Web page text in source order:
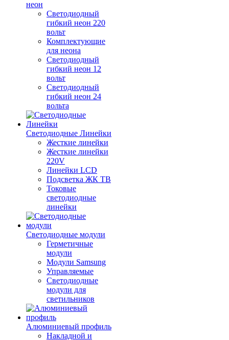
неон
Светодиодный
гибкий неон 220
вольт
Комплектующие
для неона
Светодиодный
гибкий неон 12
вольт
Светодиодный
гибкий неон 24
вольта
Светодиодные Линейки
Жесткие линейки
Жесткие линейки
220V
Линейки LCD
Подсветка ЖК ТВ
Токовые
светодиодные
линейки
Светодиодные модули
Герметичные
модули
Модули Samsung
Управляемые
Светодиодные
модули для
светильников
Алюминиевый профиль
Накладной и